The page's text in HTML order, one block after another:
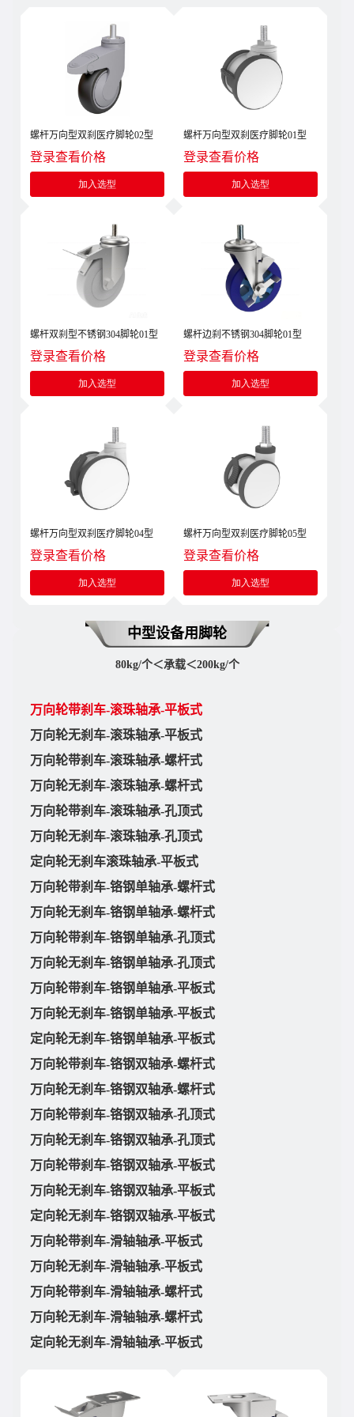
螺杆万向型双刹医疗脚轮02型
登录查看价格
加入选型
螺杆万向型双刹医疗脚轮01型
登录查看价格
加入选型
螺杆双刹型不锈钢304脚轮01型
登录查看价格
加入选型
螺杆边刹不锈钢304脚轮01型
登录查看价格
加入选型
螺杆万向型双刹医疗脚轮04型
登录查看价格
加入选型
螺杆万向型双刹医疗脚轮05型
登录查看价格
加入选型
中型设备用脚轮
80kg/个＜承载＜200kg/个
万向轮带刹车-滚珠轴承-平板式
万向轮无刹车-滚珠轴承-平板式
万向轮带刹车-滚珠轴承-螺杆式
万向轮无刹车-滚珠轴承-螺杆式
万向轮带刹车-滚珠轴承-孔顶式
万向轮无刹车-滚珠轴承-孔顶式
定向轮无刹车滚珠轴承-平板式
万向轮带刹车-铬钢单轴承-螺杆式
万向轮无刹车-铬钢单轴承-螺杆式
万向轮带刹车-铬钢单轴承-孔顶式
万向轮无刹车-铬钢单轴承-孔顶式
万向轮带刹车-铬钢单轴承-平板式
万向轮无刹车-铬钢单轴承-平板式
定向轮无刹车-铬钢单轴承-平板式
万向轮带刹车-铬钢双轴承-螺杆式
万向轮无刹车-铬钢双轴承-螺杆式
万向轮带刹车-铬钢双轴承-孔顶式
万向轮无刹车-铬钢双轴承-孔顶式
万向轮带刹车-铬钢双轴承-平板式
万向轮无刹车-铬钢双轴承-平板式
定向轮无刹车-铬钢双轴承-平板式
万向轮带刹车-滑轴轴承-平板式
万向轮无刹车-滑轴轴承-平板式
万向轮带刹车-滑轴轴承-螺杆式
万向轮无刹车-滑轴轴承-螺杆式
定向轮无刹车-滑轴轴承-平板式